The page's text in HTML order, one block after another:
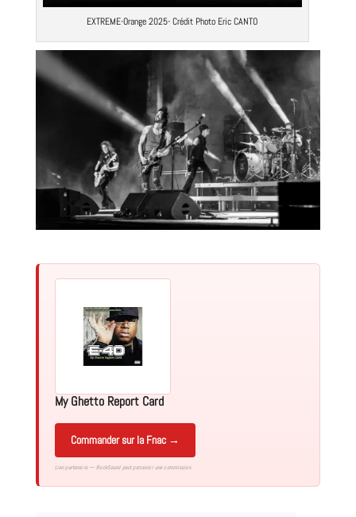
EXTREME-Orange 2025- Crédit Photo Eric CANTO
My Ghetto Report Card
Commander sur la Fnac →
Lien partenaire — RockSound peut percevoir une commission.